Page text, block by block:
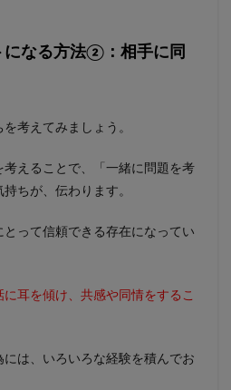
になる方法②：相手に同
考えてみましょう。
えることで、「一緒に問題を考
ちが、伝わります。
って信頼できる存在になってい
耳を傾け、共感や同情をするこ
は、いろいろな経験を積んでお